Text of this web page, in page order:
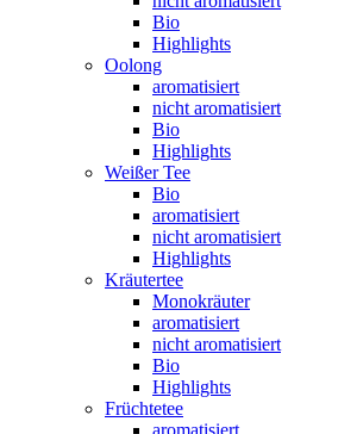
Bio
Highlights
Oolong
aromatisiert
nicht aromatisiert
Bio
Highlights
Weißer Tee
Bio
aromatisiert
nicht aromatisiert
Highlights
Kräutertee
Monokräuter
aromatisiert
nicht aromatisiert
Bio
Highlights
Früchtetee
aromatisiert